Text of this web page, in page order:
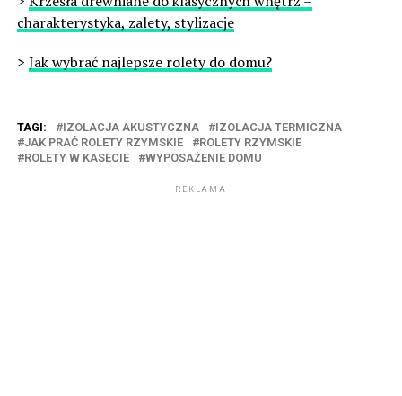
charakterystyka, zalety, stylizacje
> Jak wybrać najlepsze rolety do domu?
TAGI: IZOLACJA AKUSTYCZNA
IZOLACJA TERMICZNA
JAK PRAĆ ROLETY RZYMSKIE
ROLETY RZYMSKIE
ROLETY W KASECIE
WYPOSAŻENIE DOMU
REKLAMA